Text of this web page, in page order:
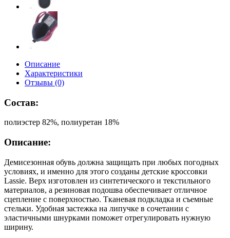
Описание
Характеристики
Отзывы (0)
Состав:
полиэстер 82%, полиуретан 18%
Описание:
Демисезонная обувь должна защищать при любых погодных
условиях, и именно для этого созданы детские кроссовки
Lassie. Верх изготовлен из синтетического и текстильного
материалов, а резиновая подошва обеспечивает отличное
сцепление с поверхностью. Тканевая подкладка и съемные
стельки. Удобная застежка на липучке в сочетании с
эластичными шнурками поможет отрегулировать нужную
ширину.